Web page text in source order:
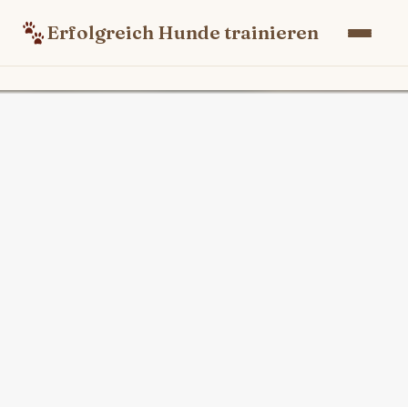
Erfolgreich Hunde trainieren